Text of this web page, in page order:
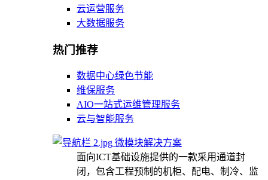
云运营服务
大数据服务
热门推荐
数据中心绿色节能
维保服务
AIO一站式运维管理服务
云与智能服务
微模块解决方案
面向ICT基础设施提供的一款采用通道封
闭，包含工程预制的机柜、配电、制冷、监